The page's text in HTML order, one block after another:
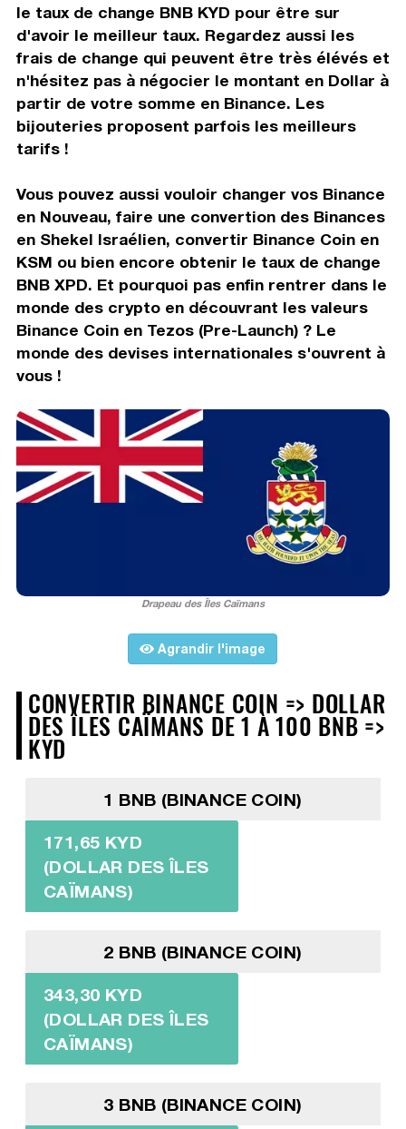
le taux de change BNB KYD pour être sur
d'avoir le meilleur taux. Regardez aussi les
frais de change qui peuvent être très élévés et
n'hésitez pas à négocier le montant en Dollar à
partir de votre somme en Binance. Les
bijouteries proposent parfois les meilleurs
tarifs !
Vous pouvez aussi vouloir changer vos Binance
en Nouveau, faire une convertion des Binances
en Shekel Israélien, convertir Binance Coin en
KSM ou bien encore obtenir le taux de change
BNB XPD. Et pourquoi pas enfin rentrer dans le
monde des crypto en découvrant les valeurs
Binance Coin en Tezos (Pre-Launch) ? Le
monde des devises internationales s'ouvrent à
vous !
Drapeau des Îles Caïmans
Agrandir l'image
CONVERTIR BINANCE COIN => DOLLAR
DES ÎLES CAÏMANS DE 1 À 100 BNB =>
KYD
1 BNB (BINANCE COIN)
171,65 KYD
(DOLLAR DES ÎLES
CAÏMANS)
2 BNB (BINANCE COIN)
343,30 KYD
(DOLLAR DES ÎLES
CAÏMANS)
3 BNB (BINANCE COIN)